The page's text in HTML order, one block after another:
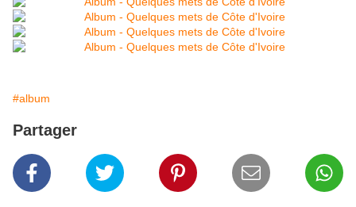
#album
Partager